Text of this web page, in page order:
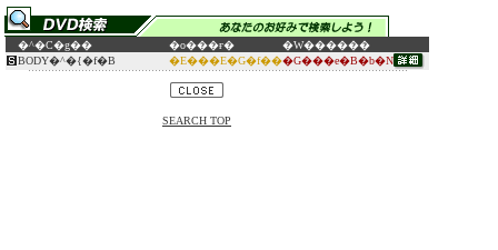
�^�C�g�� �o���ғ�
�W������
BODY�^�{�f�B
�E���E�G�f���G���e�B�b�N
SEARCH TOP